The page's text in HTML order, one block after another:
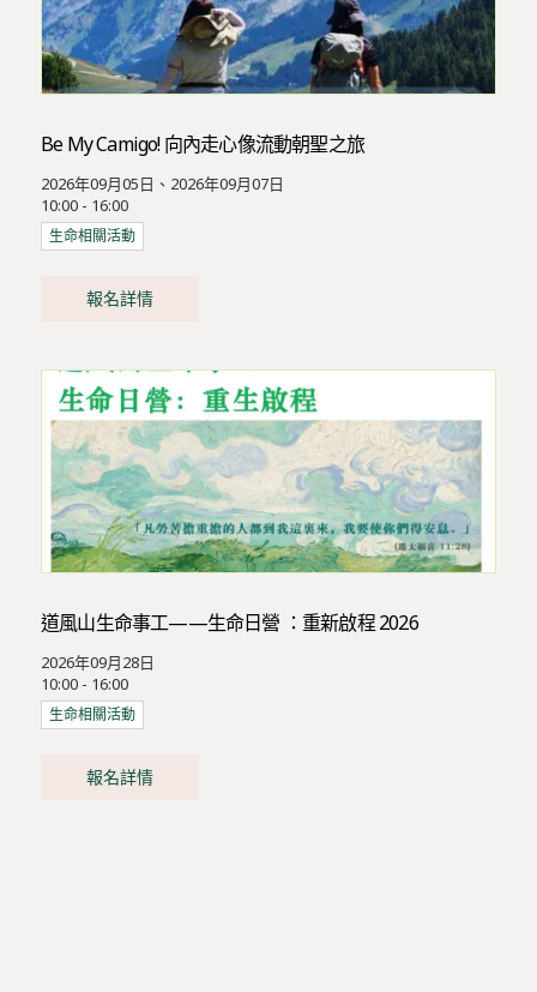
Be My Camigo! 向內走心像流動朝聖之旅
2026年09月05日、2026年09月07日
10:00 - 16:00
生命相關活動
報名詳情
道風山生命事工——生命日營 ：重新啟程 2026
2026年09月28日
10:00 - 16:00
生命相關活動
報名詳情